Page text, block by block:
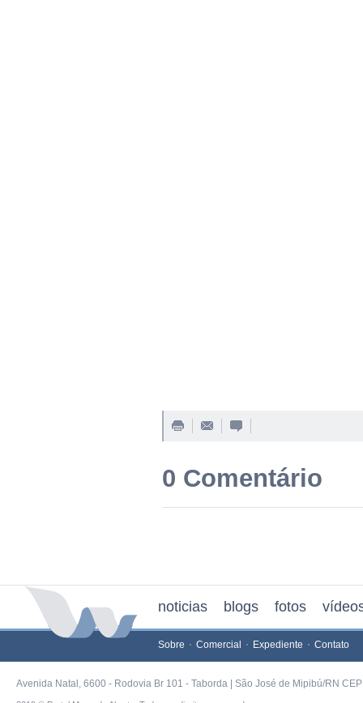
0 Comentário
noticias blogs fotos
Sobre Comercial Expediente Contato
Avenida Natal, 6600 - Rodovia Br 101 - Taborda | São José de Mipibú/RN